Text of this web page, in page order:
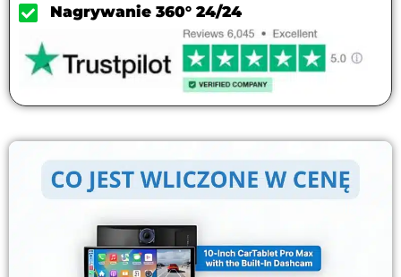
Nagrywanie 360° 24/24